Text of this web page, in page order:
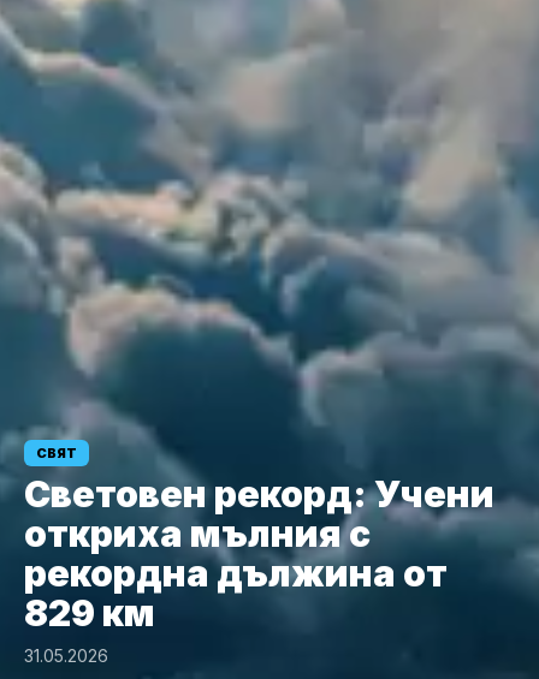
СВЯТ
Световен рекорд: Учени
откриха мълния с
рекордна дължина от
829 км
31.05.2026